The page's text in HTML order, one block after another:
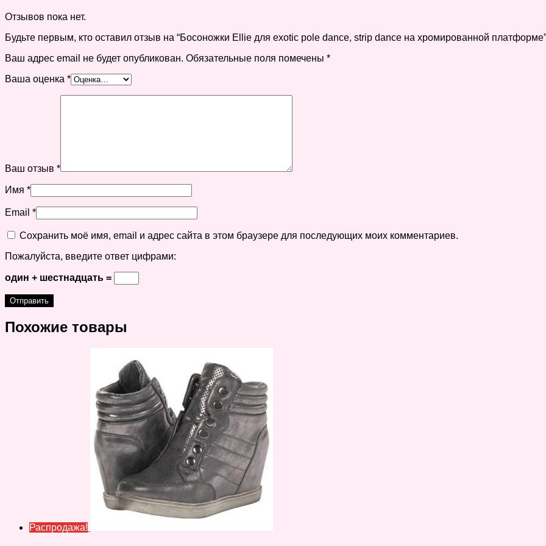
Отзывов пока нет.
Будьте первым, кто оставил отзыв на “Босоножки Ellie для exotic pole dance, strip dance на хромированной платформе”
Ваш адрес email не будет опубликован. Обязательные поля помечены *
Ваша оценка *
Ваш отзыв *
Имя *
Email *
Сохранить моё имя, email и адрес сайта в этом браузере для последующих моих комментариев.
Пожалуйста, введите ответ цифрами:
один + шестнадцать =
Похожие товары
Распродажа!